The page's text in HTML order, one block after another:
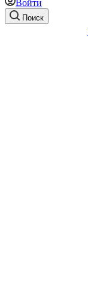
Войти
Поиск